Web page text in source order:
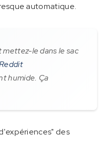
automatique.
le dans le sac
humide. Ça
des